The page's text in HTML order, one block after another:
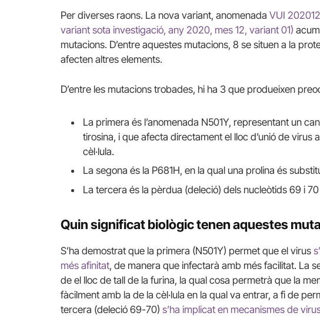
Per diverses raons. La nova variant, anomenada VUI
variant sota investigació, any 2020, mes 12, variant 01)
mutacions. D’entre aquestes mutacions, 8 se situen a la
afecten altres elements.
D’entre les mutacions trobades, hi ha 3 que produeixen
La primera és l’anomenada N501Y, representant un
tirosina, i que afecta directament el lloc d’unió de virus
cèl·lula.
La segona és la P681H, en la qual una prolina és
La tercera és la pèrdua (deleció) dels nucleòtids 69 i
Quin significat biològic tenen aquestes
S’ha demostrat que la primera (N501Y) permet que el virus
més afinitat, de manera que infectarà amb més facilitat. La
de el lloc de tall de la furina, la qual cosa permetrà que la
fàcilment amb la de la cèl·lula en la qual va entrar, a fi de
tercera (deleció 69-70) s’ha implicat en mecanismes de